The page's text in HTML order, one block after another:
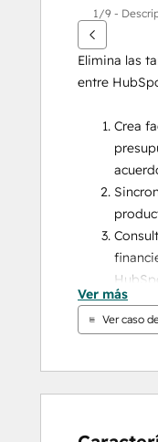
1/9 -
Elimina las
entre
Crea
clic
Ver más
Ver caso